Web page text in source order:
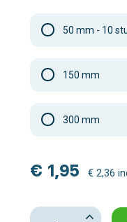
50 mm - 10
150 mm
300 mm
€ 1,95 € 2,36